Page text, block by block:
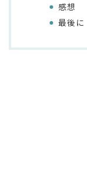
感想
最後に